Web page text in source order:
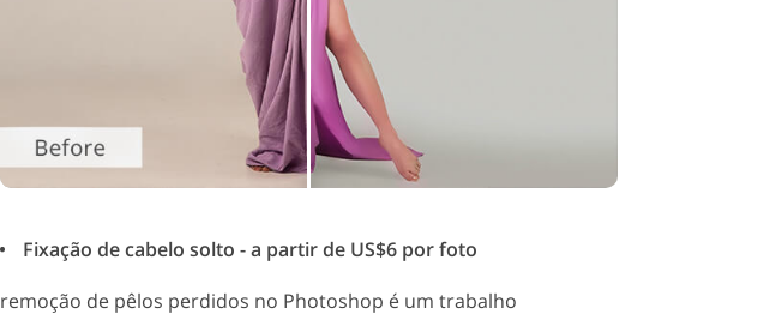
Fixação de cabelo solto - a partir de US$6 por foto
remoção de pêlos perdidos no Photoshop é um trabalho